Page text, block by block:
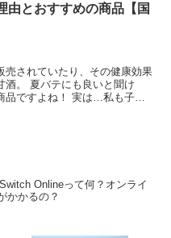
由とおすすめの商品【国
売されていたり、その健康効果
酒。 夏バテにも良いと聞け
品ですよね！ 実は…私も子供
Onlineって何？オンライ
かかるの？